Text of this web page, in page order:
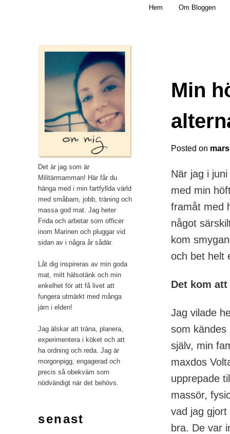
Mamma, militär och märkbart obekväm
Hem Om Bloggen
Min
Posted on
När jag i
med min
framåt med
något
kom
och bet helt
Det kom
Jag vilade
som kändes
själv, min
maxdos
upprepade
massör,
vad jag
bra. De var
Det är jag som är
Militärmamman! Här får du
hänga med i min fartfyllda värld
med småbarn, jobb, träning och
massa god mat. Jag heter
Frida och arbetar som officer
inom Marinen och pluggar vid
sidan av i några år sådär.
Låt dig inspireras av min goda
mat, mitt hälsotänk och min
enkelhet för att få livet att
fungera utmärkt med många
järn i elden!
Jag älskar att träna, planera,
experimentera i köket och att
ha ordning och reda. Jag är
morgonpigg, engagerad och
precis så obekväm som
nödvändigt när det behövs.
senast